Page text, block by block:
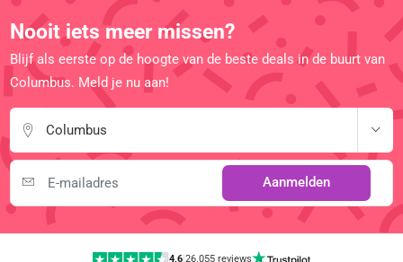
Nooit iets meer missen?
Blijf als eerste op de hoogte van de beste deals in de buurt van
Columbus. Meld je nu aan!
Columbus
Aanmelden
4,6 |26.055 reviews